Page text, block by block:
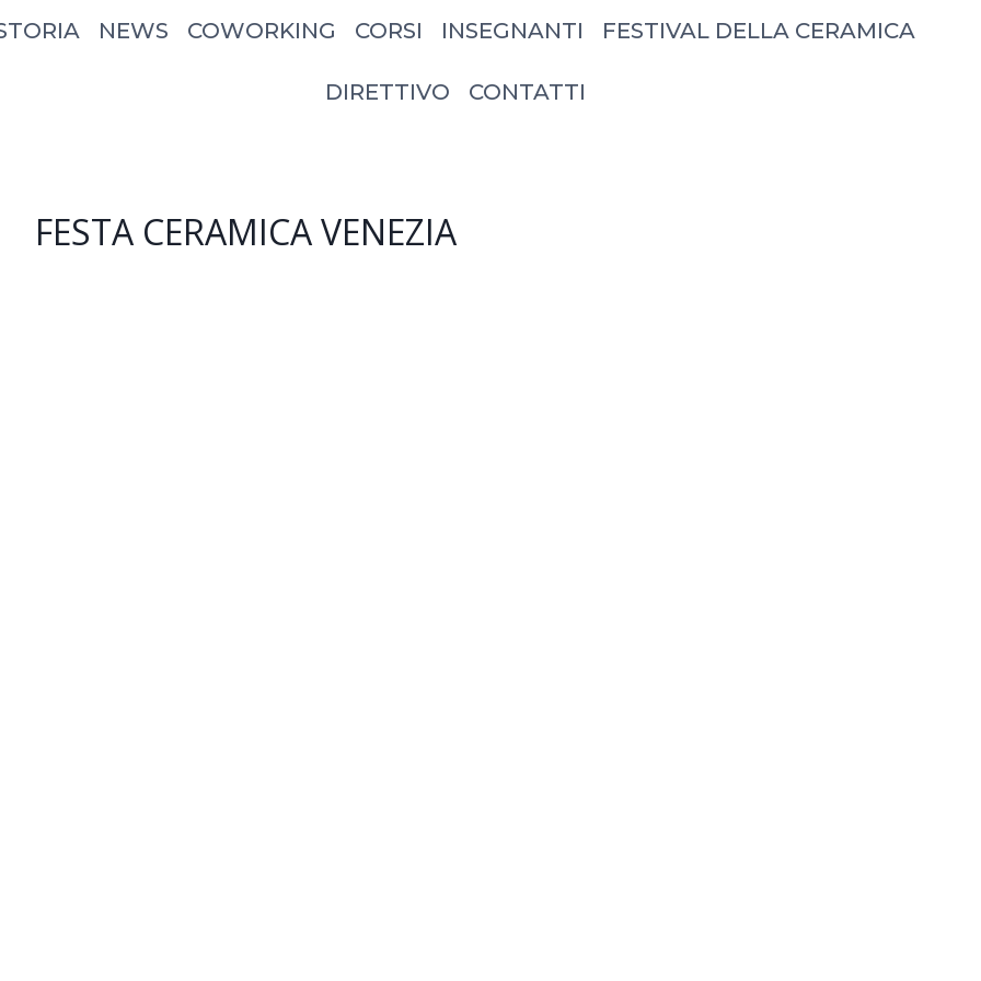
NEWS COWORKING CORSI INSEGNANTI FESTIVAL DELLA CERAMICA
DIRETTIVO CONTATTI
FESTA CERAMICA VENEZIA